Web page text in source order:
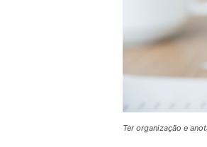
Ter organização e